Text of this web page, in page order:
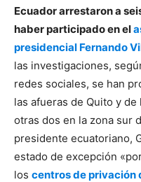
Ecuador arrestaron a
haber participado en el
presidencial Fernando
las investigaciones,
redes sociales, se han
las afueras de Quito y
otras dos en la zona sur
presidente ecuatoriano,
estado de excepción
los centros de privación